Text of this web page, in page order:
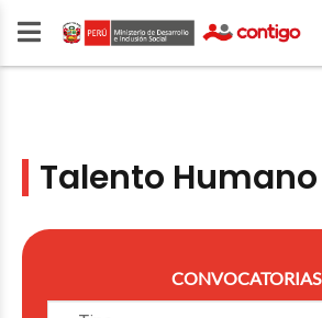
Talento Humano
CONVOCATORIAS